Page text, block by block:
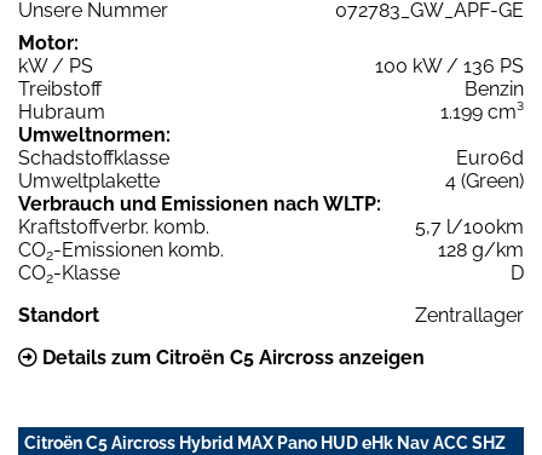
Unsere Nummer
072783_GW_APF-GE
Motor:
kW / PS
100 kW / 136 PS
Treibstoff
Benzin
Hubraum
1.199 cm³
Umweltnormen:
Schadstoffklasse
Euro6d
Umweltplakette
4 (Green)
Verbrauch und Emissionen nach WLTP:
Kraftstoffverbr. komb.
5,7 l/100km
CO2-Emissionen komb.
128 g/km
CO2-Klasse
D
Standort
Zentrallager
Details zum Citroën C5 Aircross anzeigen
Citroën C5 Aircross Hybrid MAX Pano HUD eHk Nav ACC SHZ